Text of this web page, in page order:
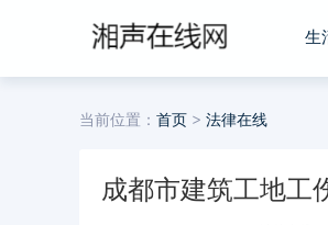
生
当前位置： 首页 > 法律在线
成都市建筑工地工